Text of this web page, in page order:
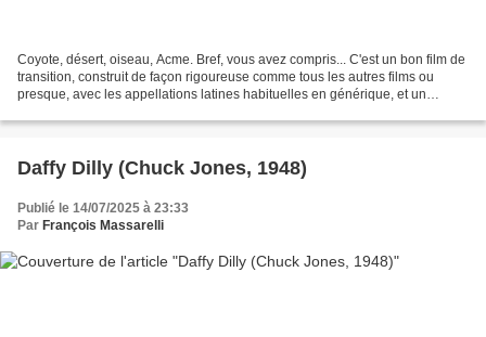
Coyote, désert, oiseau, Acme. Bref, vous avez compris... C'est un bon film de
transition, construit de façon rigoureuse comme tous les autres films ou
presque, avec les appellations latines habituelles en générique, et un
Daffy Dilly (Chuck Jones, 1948)
Publié le 14/07/2025 à 23:33
Par François Massarelli